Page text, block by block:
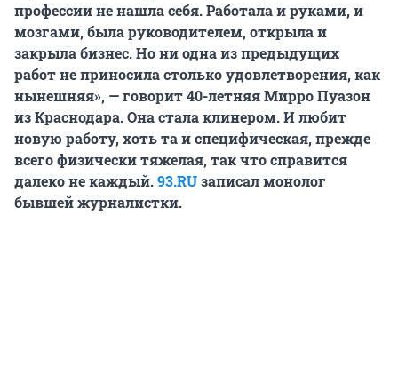
профессии не нашла себя. Работала и руками, и
мозгами, была руководителем, открыла и
закрыла бизнес. Но ни одна из предыдущих
работ не приносила столько удовлетворения, как
нынешняя», — говорит 40-летняя Мирро Пуазон
из Краснодара. Она стала клинером. И любит
новую работу, хоть та и специфическая, прежде
всего физически тяжелая, так что справится
далеко не каждый.93.RUзаписал монолог
бывшей журналистки.